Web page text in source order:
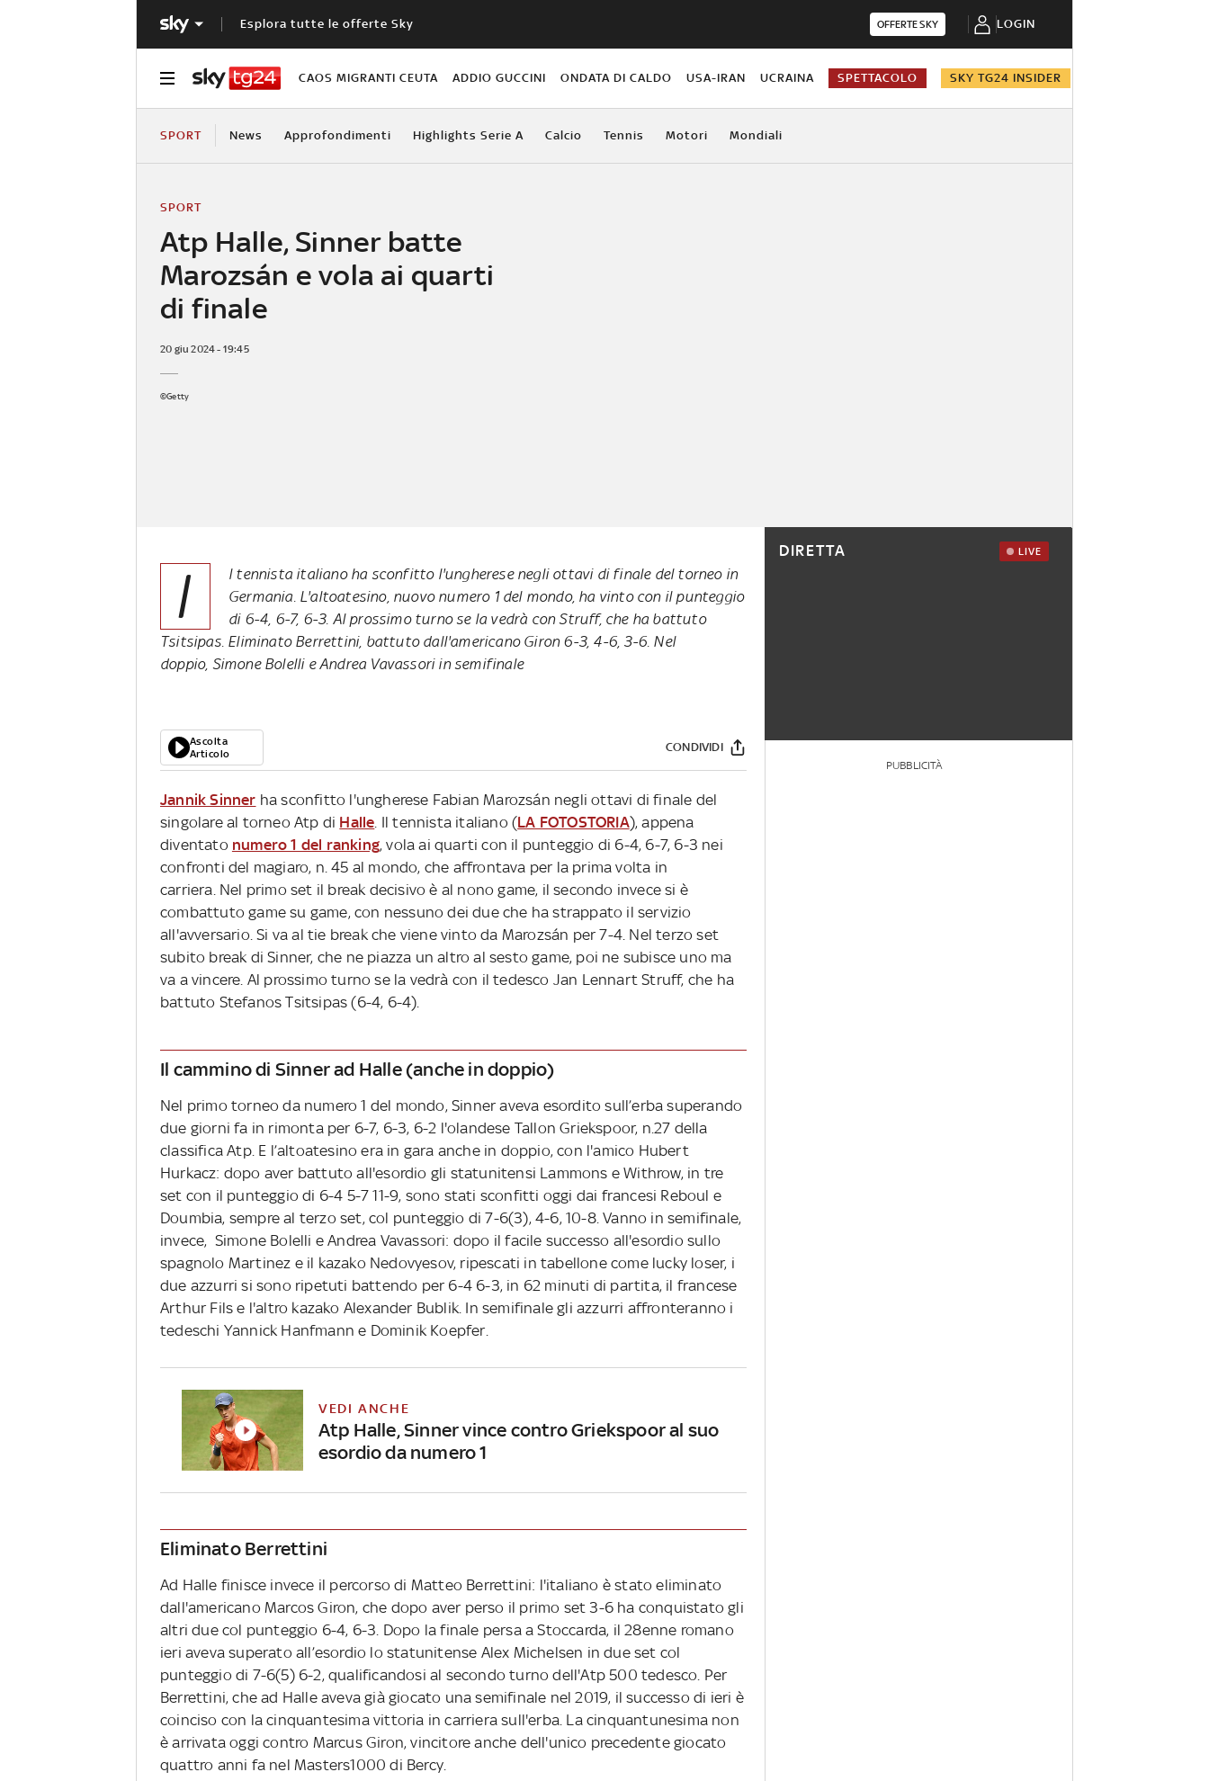
Esplora tutte le offerte Sky OFFERTE SKY LOGIN
CAOS MIGRANTI CEUTA ADDIO GUCCINI ONDATA DI CALDO USA-IRAN UCRAINA SPETTACOLO SKY TG24 INSIDER
SPORT News Approfondimenti Highlights Serie A Calcio Tennis Motori Mondiali
Atp Halle, Sinner batte
Marozsán e vola ai quarti
di finale
SPORT
20 giu 2024 - 19:45
©Getty
I
l tennista italiano ha sconfitto l'ungherese negli ottavi di finale del torneo in
Germania. L'altoatesino, nuovo numero 1 del mondo, ha vinto con il punteggio
di 6-4, 6-7, 6-3. Al prossimo turno se la vedrà con Struff, che ha battuto
Tsitsipas. Eliminato Berrettini, battuto dall'americano Giron 6-3, 4-6, 3-6. Nel
doppio, Simone Bolelli e Andrea Vavassori in semifinale
Ascolta
Articolo
CONDIVIDI
Jannik Sinner ha sconfitto l'ungherese Fabian Marozsán negli ottavi di finale del
singolare al torneo Atp di Halle . Il tennista italiano (LA FOTOSTORIA), appena
diventato numero 1 del ranking, vola ai quarti con il punteggio di 6-4, 6-7, 6-3 nei
confronti del magiaro, n. 45 al mondo, che affrontava per la prima volta in
carriera. Nel primo set il break decisivo è al nono game, il secondo invece si è
combattuto game su game, con nessuno dei due che ha strappato il servizio
all'avversario. Si va al tie break che viene vinto da Marozsán per 7-4. Nel terzo set
subito break di Sinner, che ne piazza un altro al sesto game, poi ne subisce uno ma
va a vincere. Al prossimo turno se la vedrà con il tedesco Jan Lennart Struff, che ha
battuto Stefanos Tsitsipas (6-4, 6-4).
Il cammino di Sinner ad Halle (anche in doppio)
Nel primo torneo da numero 1 del mondo, Sinner aveva esordito sull’erba superando
due giorni fa in rimonta per 6-7, 6-3, 6-2 l'olandese Tallon Griekspoor, n.27 della
classifica Atp. E l’altoatesino era in gara anche in doppio, con l'amico Hubert
Hurkacz: dopo aver battuto all'esordio gli statunitensi Lammons e Withrow, in tre
set con il punteggio di 6-4 5-7 11-9, sono stati sconfitti oggi dai francesi Reboul e
Doumbia, sempre al terzo set, col punteggio di 7-6(3), 4-6, 10-8. Vanno in semifinale,
invece, Simone Bolelli e Andrea Vavassori: dopo il facile successo all'esordio sullo
spagnolo Martinez e il kazako Nedovyesov, ripescati in tabellone come lucky loser, i
due azzurri si sono ripetuti battendo per 6-4 6-3, in 62 minuti di partita, il francese
Arthur Fils e l'altro kazako Alexander Bublik. In semifinale gli azzurri affronteranno i
tedeschi Yannick Hanfmann e Dominik Koepfer.
VEDI ANCHE
Atp Halle, Sinner vince contro Griekspoor al suo
esordio da numero 1
Eliminato Berrettini
Ad Halle finisce invece il percorso di Matteo Berrettini: l'italiano è stato eliminato
dall'americano Marcos Giron, che dopo aver perso il primo set 3-6 ha conquistato gli
altri due col punteggio 6-4, 6-3. Dopo la finale persa a Stoccarda, il 28enne romano
ieri aveva superato all’esordio lo statunitense Alex Michelsen in due set col
punteggio di 7-6(5) 6-2, qualificandosi al secondo turno dell'Atp 500 tedesco. Per
Berrettini, che ad Halle aveva già giocato una semifinale nel 2019, il successo di ieri è
coinciso con la cinquantesima vittoria in carriera sull'erba. La cinquantunesima non
è arrivata oggi contro Marcus Giron, vincitore anche dell'unico precedente giocato
quattro anni fa nel Masters1000 di Bercy.
DIRETTA LIVE
PUBBLICITÀ